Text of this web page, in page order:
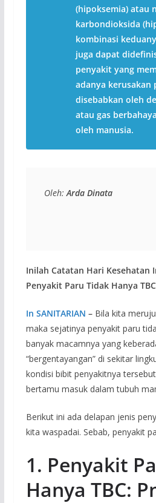
(hipoksemia) atau
karbondioksida
kombinasi
juga dapat
penyakit yang
adanya kerusakan
disebabkan oleh
atau gas
oleh manusia.
Oleh: Arda Dinata
Inilah Catatan Hari Kesehatan
Penyakit Paru Tidak Hanya TBC
In SANITARIAN –Bila kita
maka sejatinya penyakit paru
banyak macamnya yang
“bergentayangan” di sekitar
kondisi bibit penyakitnya
bertamu masuk dalam tubuh
Berikut ini ada delapan jenis
kita waspadai. Sebab, penyakit
1. Penyakit
Hanya TBC: